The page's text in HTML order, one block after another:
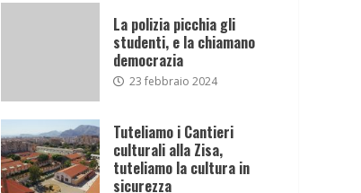
La polizia picchia gli
studenti, e la chiamano
democrazia
23 febbraio 2024
Tuteliamo i Cantieri
culturali alla Zisa,
tuteliamo la cultura in
sicurezza